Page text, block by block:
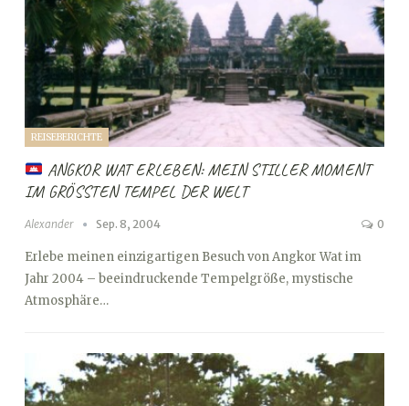
REISEBERICHTE
ANGKOR WAT ERLEBEN: MEIN STILLER MOMENT
IM GRÖSSTEN TEMPEL DER WELT
Alexander Sep. 8, 2004 0
Erlebe meinen einzigartigen Besuch von Angkor Wat im
Jahr 2004 – beeindruckende Tempelgröße, mystische
Atmosphäre…